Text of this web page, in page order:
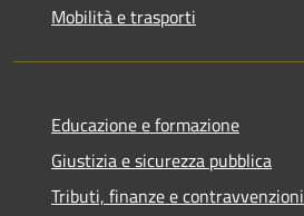
Mobilità e trasporti
Educazione e formazione
Giustizia e sicurezza pubblica
Tributi, finanze e contravvenzioni